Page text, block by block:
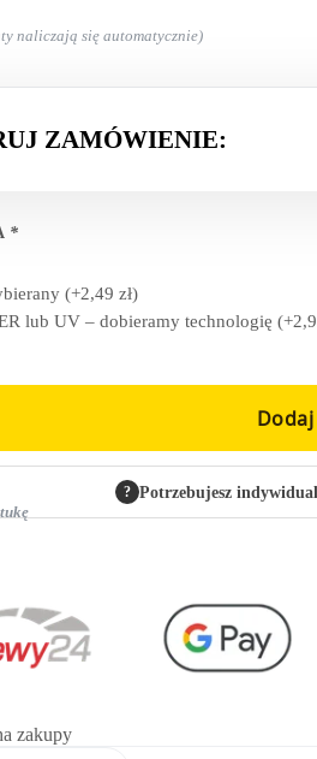
naliczają się automatycznie)
ZAMÓWIENIE:
*
(+2,49 zł)
lub UV – dobieramy technologię (+
? Potrzebujesz
zakupy